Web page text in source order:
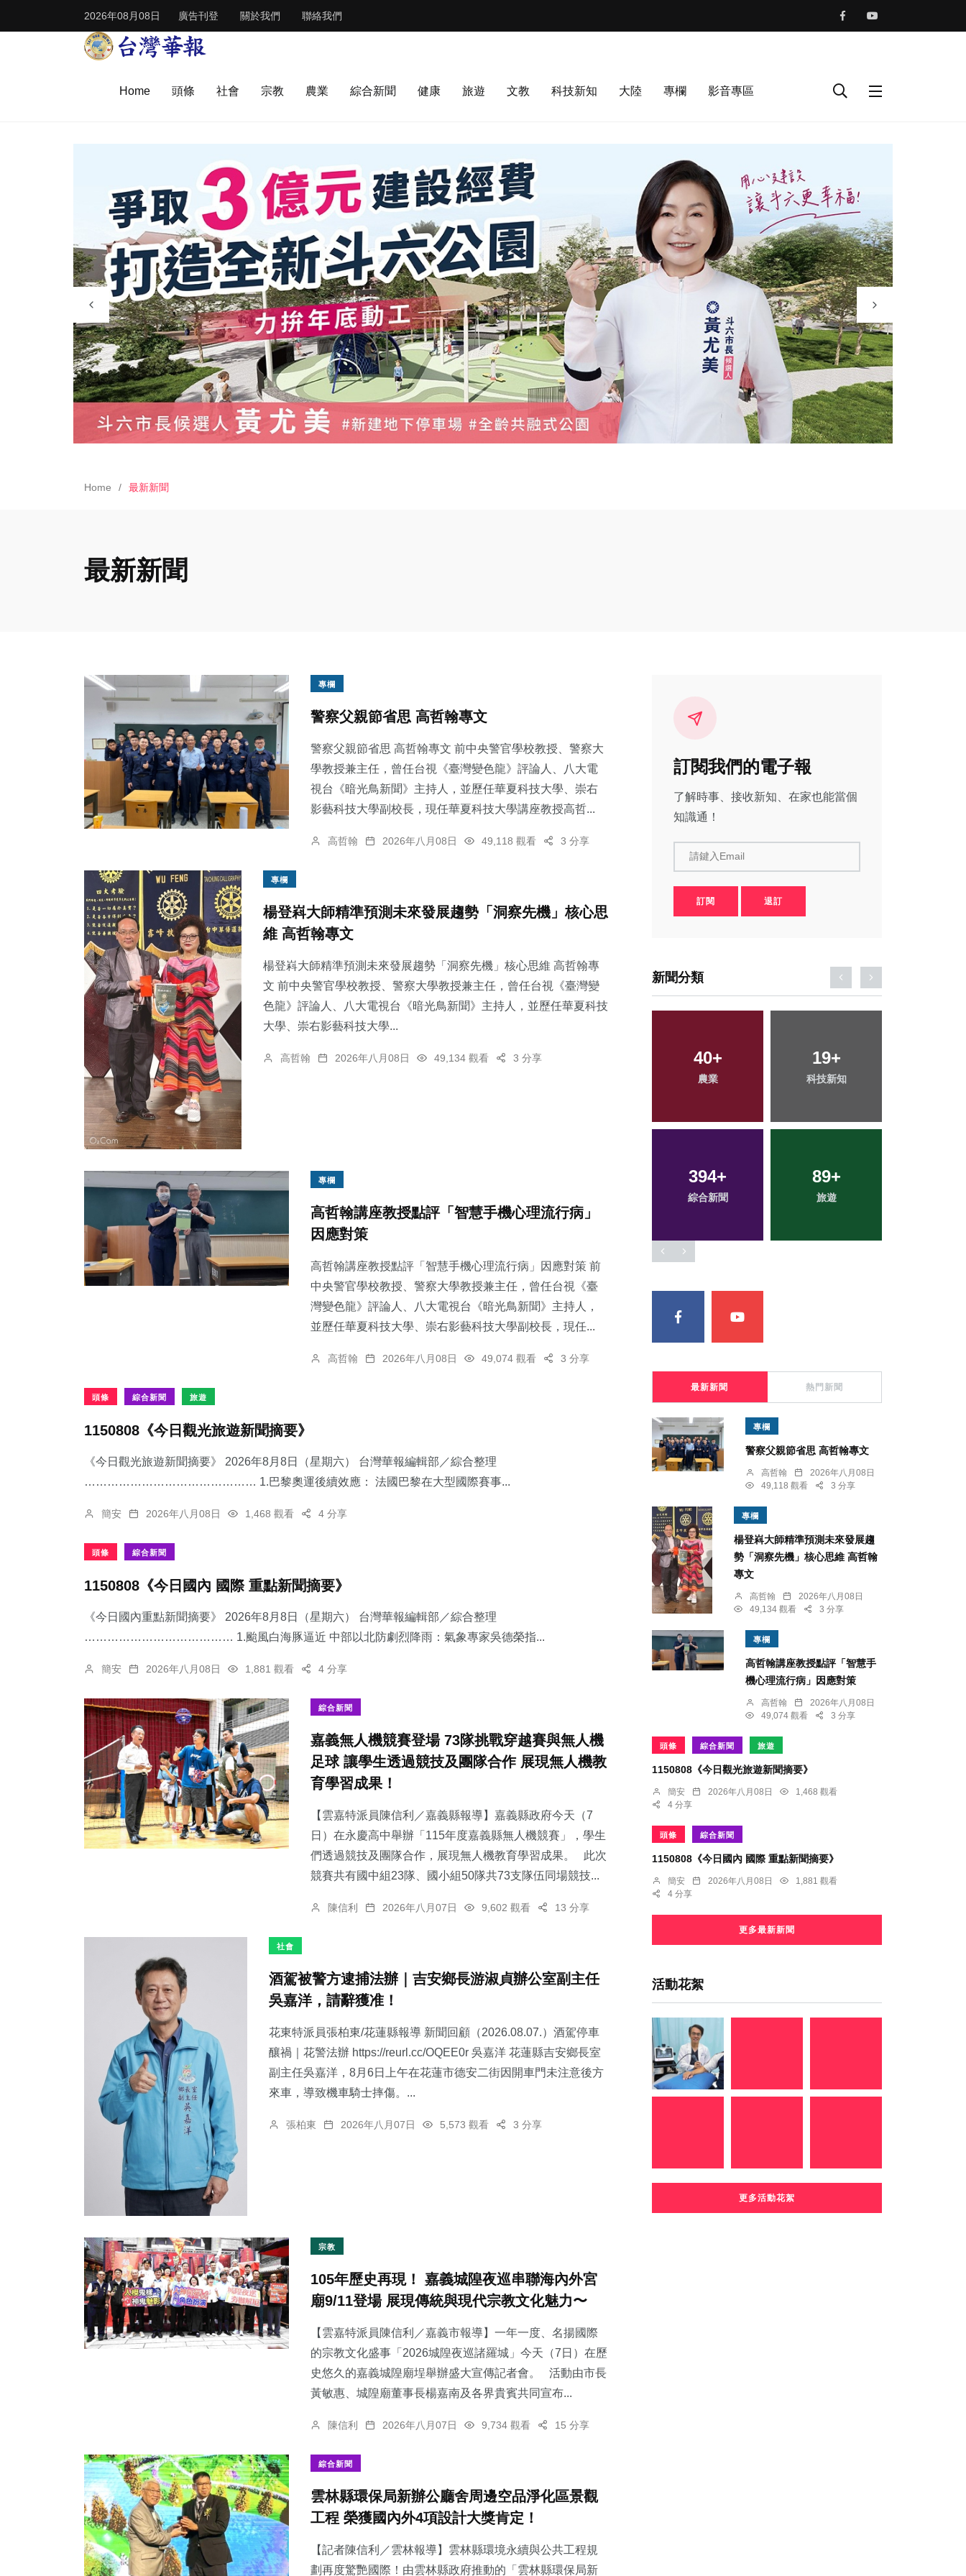
2026年08月08日 廣告刊登 關於我們 聯絡我們
Home 頭條 社會 宗教 農業 綜合新聞 健康 旅遊 文教 科技新知 大陸 專欄 影音專區
Home 最新新聞
最新新聞
專欄
警察父親節省思 高哲翰專文
警察父親節省思 高哲翰專文 前中央警官學校教授、警察大
學教授兼主任，曾任台視《臺灣變色龍》評論人、八大電
視台《暗光鳥新聞》主持人，並歷任華夏科技大學、崇右
影藝科技大學副校長，現任華夏科技大學講座教授高哲...
高哲翰 2026年八月08日 49,118 觀看 3 分享
專欄
楊登嵙大師精準預測未來發展趨勢「洞察先機」核心思
維 高哲翰專文
楊登嵙大師精準預測未來發展趨勢「洞察先機」核心思維 高哲翰專
文 前中央警官學校教授、警察大學教授兼主任，曾任台視《臺灣變
色龍》評論人、八大電視台《暗光鳥新聞》主持人，並歷任華夏科技
大學、崇右影藝科技大學...
高哲翰 2026年八月08日 49,134 觀看 3 分享
專欄
高哲翰講座教授點評「智慧手機心理流行病」
因應對策
高哲翰講座教授點評「智慧手機心理流行病」因應對策 前
中央警官學校教授、警察大學教授兼主任，曾任台視《臺
灣變色龍》評論人、八大電視台《暗光鳥新聞》主持人，
並歷任華夏科技大學、崇右影藝科技大學副校長，現任...
高哲翰 2026年八月08日 49,074 觀看 3 分享
頭條 綜合新聞 旅遊
1150808《今日觀光旅遊新聞摘要》
《今日觀光旅遊新聞摘要》 2026年8月8日（星期六） 台灣華報編輯部／綜合整理
……………………………………… 1.​巴黎奧運後續效應： 法國巴黎在大型國際賽事...
簡安 2026年八月08日 1,468 觀看 4 分享
頭條 綜合新聞
1150808《今日國內 國際 重點新聞摘要》
《今日國內重點新聞摘要》 2026年8月8日（星期六） 台灣華報編輯部／綜合整理
………………………………… 1.颱風白海豚逼近 中部以北防劇烈降雨：​氣象專家吳德榮指...
簡安 2026年八月08日 1,881 觀看 4 分享
綜合新聞
嘉義無人機競賽登場 73隊挑戰穿越賽與無人機
足球 讓學生透過競技及團隊合作 展現無人機教
育學習成果！
【雲嘉特派員陳信利／嘉義縣報導】嘉義縣政府今天（7
日）在永慶高中舉辦「115年度嘉義縣無人機競賽」，學生
們透過競技及團隊合作，展現無人機教育學習成果。 此次
競賽共有國中組23隊、國小組50隊共73支隊伍同場競技...
陳信利 2026年八月07日 9,602 觀看 13 分享
社會
酒駕被警方逮捕法辦｜吉安鄉長游淑貞辦公室副主任
吳嘉洋，請辭獲准！
花東特派員張柏東/花蓮縣報導 新聞回顧（2026.08.07.）酒駕停車
釀禍｜花警法辦 https://reurl.cc/OQEE0r 吳嘉洋 花蓮縣吉安鄉長室
副主任吳嘉洋，8月6日上午在花蓮市德安二街因開車門未注意後方
來車，導致機車騎士摔傷。...
張柏東 2026年八月07日 5,573 觀看 3 分享
宗教
105年歷史再現！ 嘉義城隍夜巡串聯海內外宮
廟9/11登場 展現傳統與現代宗教文化魅力〜
【雲嘉特派員陳信利／嘉義市報導】一年一度、名揚國際
的宗教文化盛事「2026城隍夜巡諸羅城」今天（7日）在歷
史悠久的嘉義城隍廟埕舉辦盛大宣傳記者會。 活動由市長
黃敏惠、城隍廟董事長楊嘉南及各界貴賓共同宣布...
陳信利 2026年八月07日 9,734 觀看 15 分享
綜合新聞
雲林縣環保局新辦公廳舍周邊空品淨化區景觀
工程 榮獲國內外4項設計大獎肯定！
【記者陳信利／雲林報導】雲林縣環境永續與公共工程規
劃再度驚艷國際！由雲林縣政府推動的「雲林縣環保局新
訂閱我們的電子報
了解時事、接收新知、在家也能當個
知識通！
請鍵入Email
訂閱 退訂
新聞分類
1+
大陸
64+
219 +
社會
28+
36+
宗教
40+ 117+
健康
1+
大陸
128+
文教
64+
專欄
最新新聞 熱門新聞
專欄
警察父親節省思 高哲翰專文
高哲翰
2026年八月08日
49,118 觀看
3 分享
專欄
楊登嵙大師精準預測未來發展趨
勢「洞察先機」核心思維 高哲翰
專文
高哲翰
2026年八月08日
49,134 觀看
3 分享
專欄
高哲翰講座教授點評「智慧手
機心理流行病」因應對策
高哲翰
2026年八月08日
49,074 觀看
3 分享
頭條 綜合新聞 旅遊
1150808《今日觀光旅遊新聞摘要》
簡安 2026年八月08日
1,468 觀看
4 分享
頭條 綜合新聞
1150808《今日國內 國際 重點新聞摘要》
簡安 2026年八月08日
1,881 觀看
4 分享
更多最新新聞
活動花絮
更多活動花絮